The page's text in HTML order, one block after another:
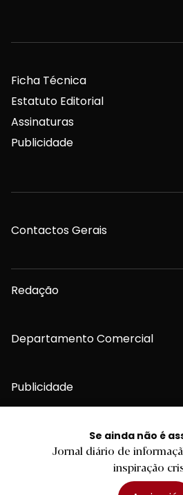
Se ainda não é
Jornal diário de
inspiração
Ficha Técnica
Estatuto Editorial
Assinaturas
Publicidade
Contactos Gerais
Redação
Departamento Comercial
Publicidade
Privacidade e Cookies
Declaração de compromisso FSC®
Política de Confidencialidade